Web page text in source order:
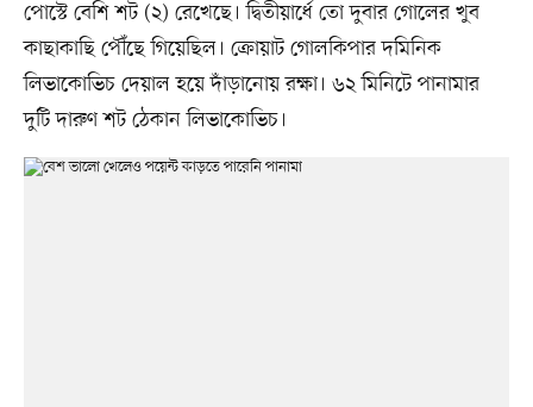
পোস্টে বেশি শট (২) রেখেছে। দ্বিতীয়ার্ধে তো দুবার গোলের খুব
কাছাকাছি পৌঁছে গিয়েছিল। ক্রোয়াট গোলকিপার দমিনিক
লিভাকোভিচ দেয়াল হয়ে দাঁড়ানোয় রক্ষা। ৬২ মিনিটে পানামার
দুটি দারুণ শট ঠেকান লিভাকোভিচ।